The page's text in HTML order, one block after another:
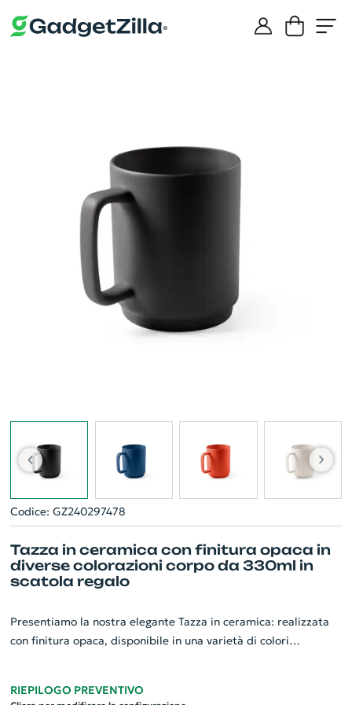
Codice: GZ240297478
Tazza in ceramica con finitura opaca in
diverse colorazioni corpo da 330ml in
scatola regalo
Presentiamo la nostra elegante Tazza in ceramica: realizzata
con finitura opaca, disponibile in una varietà di colori
preferita. Non solo è pratica, ma le viene anche fornita in una
RIEPILOGO PREVENTIVO